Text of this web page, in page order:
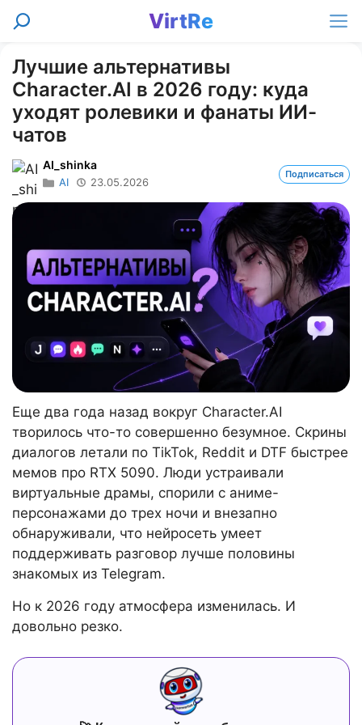
Перейти
VirtRe
Поиск
Лучшие альтернативы
Character.AI в 2026 году: куда
уходят ролевики и фанаты ИИ-
чатов
AI_shinka
AI 23.05.2026
Подписаться
Еще два года назад вокруг Character.AI
творилось что-то совершенно безумное. Скрины
диалогов летали по TikTok, Reddit и DTF быстрее
мемов про RTX 5090. Люди устраивали
виртуальные драмы, спорили с аниме-
персонажами до трех ночи и внезапно
обнаруживали, что нейросеть умеет
поддерживать разговор лучше половины
знакомых из Telegram.
Но к 2026 году атмосфера изменилась. И
довольно резко.